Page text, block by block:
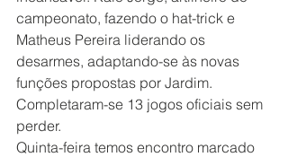
campeonato, fazendo o hat-trick e
Matheus Pereira liderando os
desarmes, adaptando-se às novas
funções propostas por Jardim.
Completaram-se 13 jogos oficiais sem
perder.
Quinta-feira temos encontro marcado